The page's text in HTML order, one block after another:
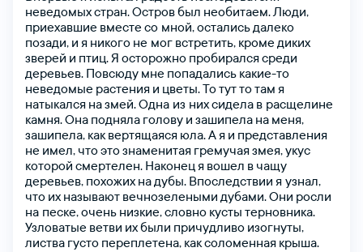
неведомыхстран.Островбыл необитаем.Люди,
приехавшие вместе со мной,осталисьдалеко
позади, и я никого не мог встретить, кроме диких
зверей и птиц.Я осторожно пробиралсясреди
деревьев. Повсюду мне попадались какие-то
неведомые растения и цветы.Тотуттотам я
натыкался назмей.Одна из нихсидела в расщелине
камня.Она подняла голову и зашипела на меня,
зашипела, как вертящаяся юла.Ая и представления
не имел, чтоэтознаменитая гремучаязмея,укус
которой смертелен. Наконеця вошел в чащу
деревьев, похожих надубы. Впоследствии я узнал,
что их называют вечнозелеными дубами.Они росли
на песке,очень низкие,словно кусты терновника.
Узловатые ветви ихбыли причудливо изогнуты,
листва густо переплетена, каксоломенная крыша.
Тіркелу